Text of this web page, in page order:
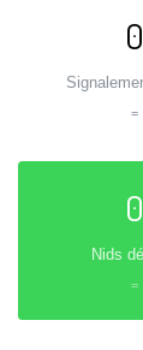
0
=
0
Nids
=